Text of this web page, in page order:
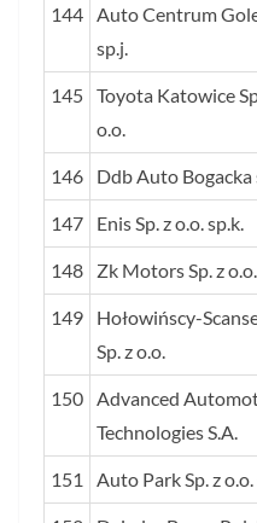
144
Auto Centrum
sp.j.
145 Toyota Katowice
o.o.
146 Ddb Auto Bogacka
147 Enis Sp. z o.o. sp.k.
148 Zk Motors Sp. z o.o.
149
Hołowińscy-
Sp. z o.o.
150
Advanced
Technologies S.A.
151 Auto Park Sp. z o.o.